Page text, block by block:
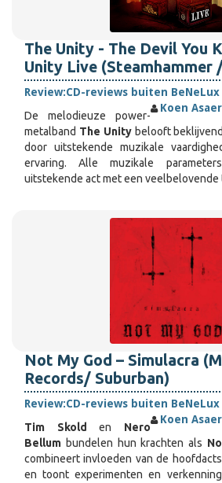
The Unity - The Devil You
Unity Live (Steamhammer
Review:CD-reviews buiten BeNeLux
Koen
De melodieuze power-
metalband The Unity belooft
door uitstekende muzikale
ervaring. Alle muzikale
uitstekende act met een veelbelovende
Not My God – Simulacra
Records/ Suburban)
Review:CD-reviews buiten BeNeLux
Koen
Tim Skold en Nero
Bellum bundelen hun krachten als
combineert invloeden van de
en toont experimenten en